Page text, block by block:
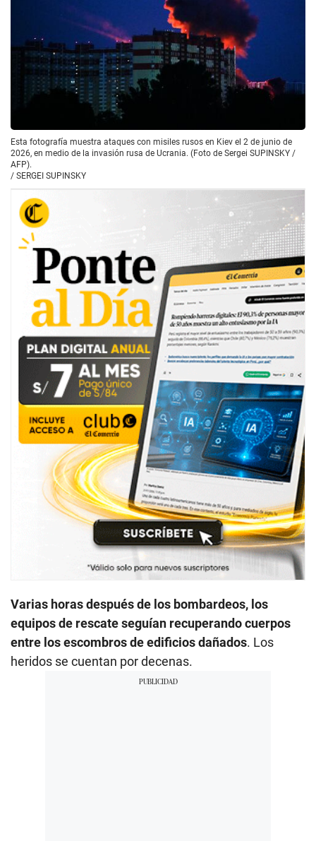
Esta fotografía muestra ataques con misiles rusos en Kiev el 2 de junio de
2026, en medio de la invasión rusa de Ucrania. (Foto de Sergei SUPINSKY /
AFP).
/ SERGEI SUPINSKY
Varias horas después de los bombardeos, los
equipos de rescate seguían recuperando cuerpos
entre los escombros de edificios dañados. Los
heridos se cuentan por decenas.